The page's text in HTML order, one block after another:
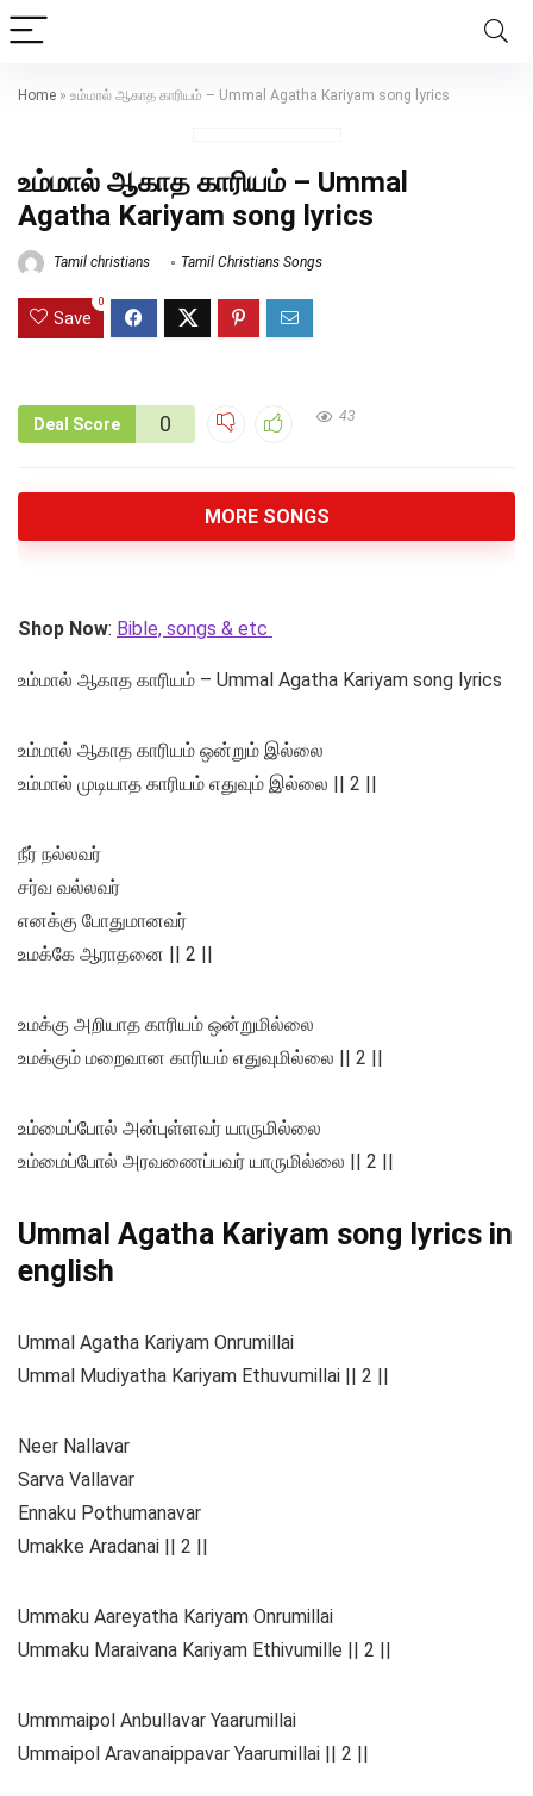
Home » உம்மால் ஆகாத காரியம் – Ummal Agatha Kariyam song lyrics
உம்மால் ஆகாத காரியம் – Ummal
Agatha Kariyam song lyrics
Tamil christians Tamil Christians Songs
Save
0
Deal Score 0 43
MORE SONGS
Shop Now: Bible, songs & etc
உம்மால் ஆகாத காரியம் – Ummal Agatha Kariyam song lyrics
உம்மால் ஆகாத காரியம் ஒன்றும் இல்லை
உம்மால் முடியாத காரியம் எதுவும் இல்லை || 2 ||
நீர் நல்லவர்
சர்வ வல்லவர்
எனக்கு போதுமானவர்
உமக்கே ஆராதனை || 2 ||
உமக்கு அறியாத காரியம் ஒன்றுமில்லை
உமக்கும் மறைவான காரியம் எதுவுமில்லை || 2 ||
உம்மைப்போல் அன்புள்ளவர் யாருமில்லை
உம்மைப்போல் அரவணைப்பவர் யாருமில்லை || 2 ||
Ummal Agatha Kariyam song lyrics in
english
Ummal Agatha Kariyam Onrumillai
Ummal Mudiyatha Kariyam Ethuvumillai || 2 ||
Neer Nallavar
Sarva Vallavar
Ennaku Pothumanavar
Umakke Aradanai || 2 ||
Ummaku Aareyatha Kariyam Onrumillai
Ummaku Maraivana Kariyam Ethivumille || 2 ||
Ummmaipol Anbullavar Yaarumillai
Ummaipol Aravanaippavar Yaarumillai || 2 ||